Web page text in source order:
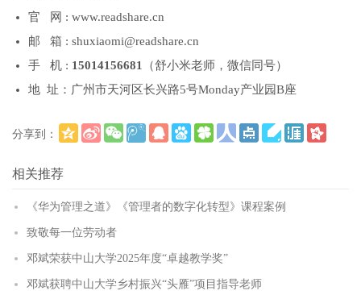
官 网 : www.readshare.cn
邮 箱 : shuxiaomi@readshare.cn
手 机 : 15014156681
（舒小米老师，微信同号）
地 址：广州市天河区长兴路5号Monday产业园B座
分享到：
相关推荐
《华为管理之道》《管理者的数字化转型》课程案例
致敬每一位劳动者
邓斌荣获中山大学2025年度“卓越教学奖”
邓斌获聘中山大学乡村振兴“头雁”项目指导老师